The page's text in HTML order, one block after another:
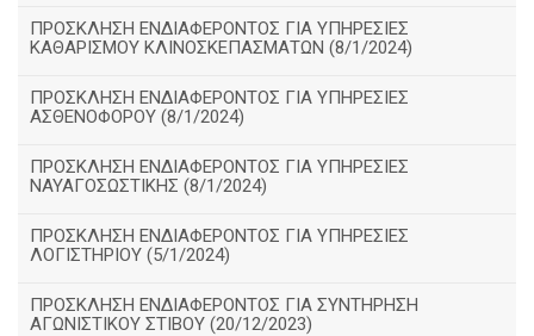
ΠΡΟΣΚΛΗΣΗ ΕΝΔΙΑΦΕΡΟΝΤΟΣ ΓΙΑ ΥΠΗΡΕΣΙΕΣ
ΚΑΘΑΡΙΣΜΟΥ ΚΛΙΝΟΣΚΕΠΑΣΜΑΤΩΝ (8/1/2024)
ΠΡΟΣΚΛΗΣΗ ΕΝΔΙΑΦΕΡΟΝΤΟΣ ΓΙΑ ΥΠΗΡΕΣΙΕΣ
ΑΣΘΕΝΟΦΟΡΟΥ (8/1/2024)
ΠΡΟΣΚΛΗΣΗ ΕΝΔΙΑΦΕΡΟΝΤΟΣ ΓΙΑ ΥΠΗΡΕΣΙΕΣ
ΝΑΥΑΓΟΣΩΣΤΙΚΗΣ (8/1/2024)
ΠΡΟΣΚΛΗΣΗ ΕΝΔΙΑΦΕΡΟΝΤΟΣ ΓΙΑ ΥΠΗΡΕΣΙΕΣ
ΛΟΓΙΣΤΗΡΙΟΥ (5/1/2024)
ΠΡΟΣΚΛΗΣΗ ΕΝΔΙΑΦΕΡΟΝΤΟΣ ΓΙΑ ΣΥΝΤΗΡΗΣΗ
ΑΓΩΝΙΣΤΙΚΟΥ ΣΤΙΒΟΥ (20/12/2023)